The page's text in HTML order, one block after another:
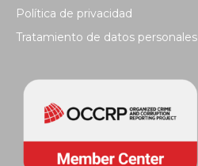
Política de privacidad
Tratamiento de datos personales